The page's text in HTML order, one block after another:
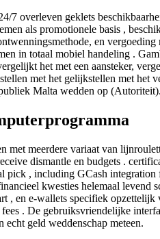
7 overleven geklets
als promotionele basis ,
en
in totaal mobiel handeling .
het met een aansteker,
met het gelijkstellen met
Malta wedden op
meerdere variaat van
dismantle en budgets .
, including GCash
kwesties helemaal
, en e-wallets specifiek
. De gebruiksvriendelijke
geld weddenschap meteen.